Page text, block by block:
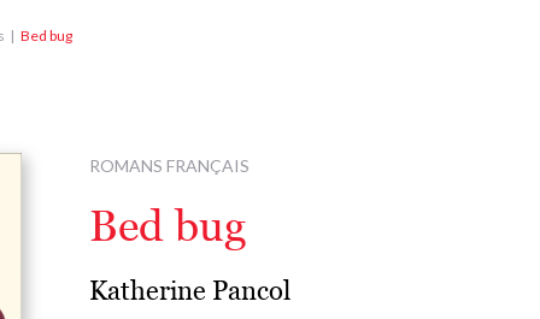
Bed bug
ROMANS FRANÇAIS
Bed bug
Katherine Pancol